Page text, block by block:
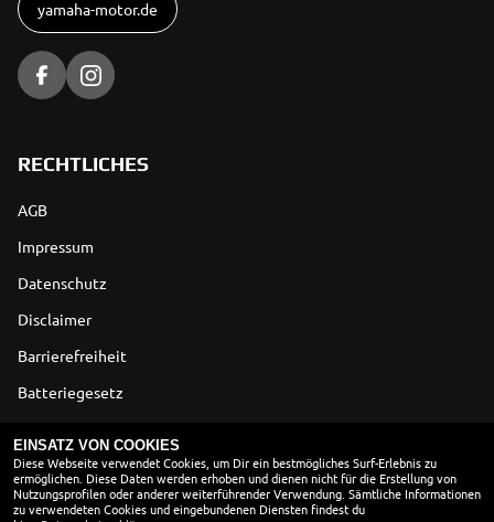
yamaha-motor.de
RECHTLICHES
AGB
Impressum
Datenschutz
Disclaimer
Barrierefreiheit
Batteriegesetz
ÖFFNUNGSZEITEN
EINSATZ VON COOKIES
Diese Webseite verwendet Cookies, um Dir ein bestmögliches Surf-Erlebnis zu
ermöglichen. Diese Daten werden erhoben und dienen nicht für die Erstellung von
Nutzungsprofilen oder anderer weiterführender Verwendung. Sämtliche Informationen
zu verwendeten Cookies und eingebundenen Diensten findest du